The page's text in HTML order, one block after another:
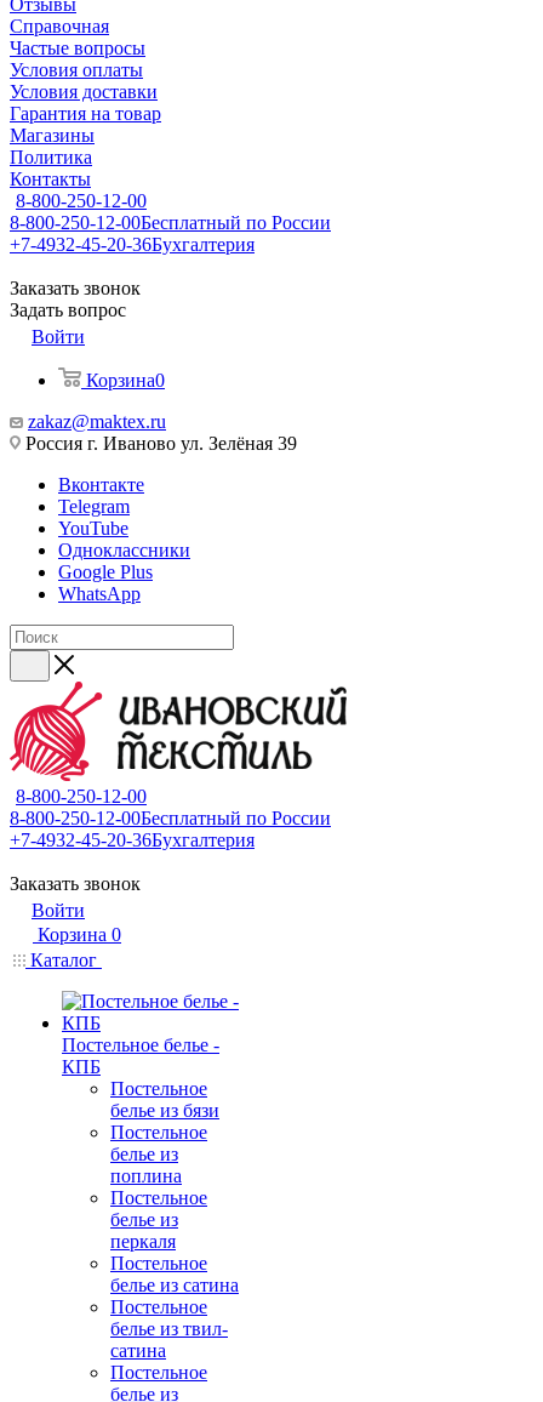
Отзывы
Справочная
Частые вопросы
Условия оплаты
Условия доставки
Гарантия на товар
Магазины
Политика
Контакты
8-800-250-12-00
8-800-250-12-00Бесплатный по России
+7-4932-45-20-36Бухгалтерия
Заказать звонок
Задать вопрос
Войти
Корзина0
zakaz@maktex.ru
Россия г. Иваново ул. Зелёная 39
Вконтакте
Telegram
YouTube
Одноклассники
Google Plus
WhatsApp
8-800-250-12-00
8-800-250-12-00Бесплатный по России
+7-4932-45-20-36Бухгалтерия
Заказать звонок
Войти
Корзина 0
Каталог
Постельное белье -
КПБ
Постельное
белье из бязи
Постельное
белье из
поплина
Постельное
белье из
перкаля
Постельное
белье из сатина
Постельное
белье из твил-
сатина
Постельное
белье из